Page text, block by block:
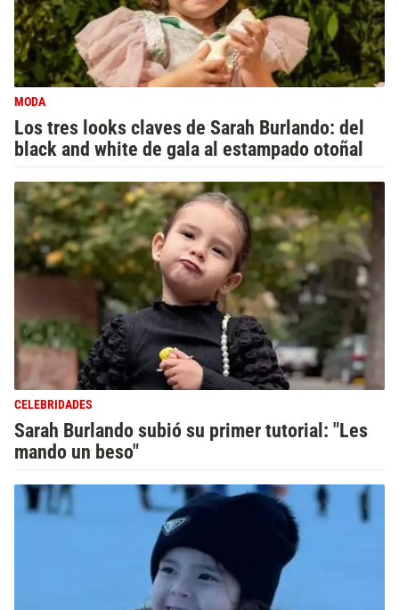
MODA
Los tres looks claves de Sarah Burlando: del
black and white de gala al estampado otoñal
CELEBRIDADES
Sarah Burlando subió su primer tutorial: "Les
mando un beso"